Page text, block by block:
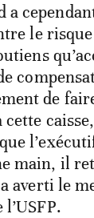
a
le
de
cette
main, il
averti le